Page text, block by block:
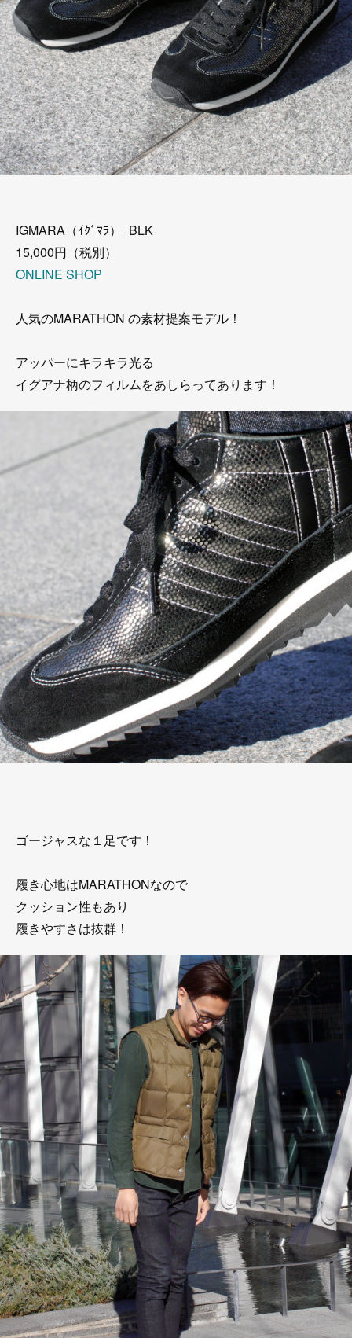
IGMARA（ｲｸﾞﾏﾗ）_BLK
15,000円（税別）
ONLINE SHOP
人気のMARATHON の素材提案モデル！
アッパーにキラキラ光る
イグアナ柄のフィルムをあしらってあります！
ゴージャスな１足です！
履き心地はMARATHONなので
クッション性もあり
履きやすさは抜群！